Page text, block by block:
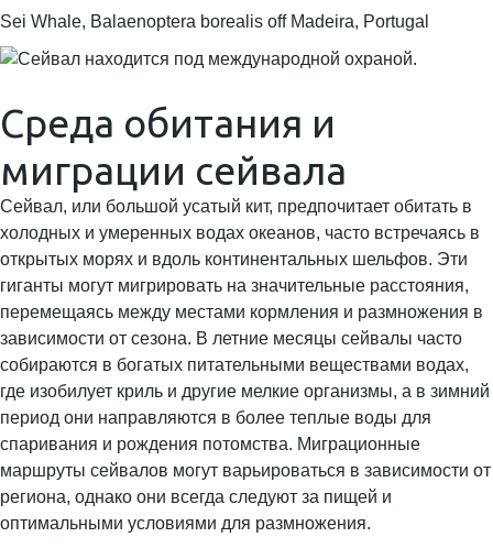
Sei Whale, Balaenoptera borealis off Madeira, Portugal
Среда обитания и
миграции сейвала
Сейвал, или большой усатый кит, предпочитает обитать в
холодных и умеренных водах океанов, часто встречаясь в
открытых морях и вдоль континентальных шельфов. Эти
гиганты могут мигрировать на значительные расстояния,
перемещаясь между местами кормления и размножения в
зависимости от сезона. В летние месяцы сейвалы часто
собираются в богатых питательными веществами водах,
где изобилует криль и другие мелкие организмы, а в зимний
период они направляются в более теплые воды для
спаривания и рождения потомства. Миграционные
маршруты сейвалов могут варьироваться в зависимости от
региона, однако они всегда следуют за пищей и
оптимальными условиями для размножения.